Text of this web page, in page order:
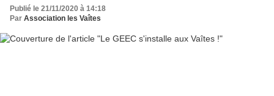
Publié le 21/11/2020 à 14:18
Par Association les Vaîtes